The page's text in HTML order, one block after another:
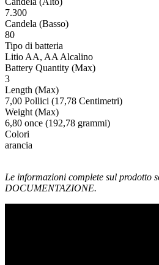
7.300
Candela (Basso)
80
Tipo di batteria
Litio AA, AA Alcalino
Battery Quantity (Max)
3
Length (Max)
7,00 Pollici (17,78 Centimetri)
Weight (Max)
6,80 once (192,78 grammi)
Colori
arancia
Le informazioni complete sul prodotto
DOCUMENTAZIONE.